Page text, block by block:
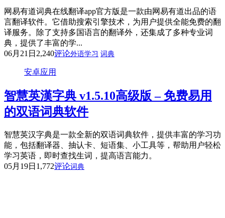
网易有道词典在线翻译app官方版是一款由网易有道出品的语
言翻译软件。它借助搜索引擎技术，为用户提供全能免费的翻
译服务。除了支持多国语言的翻译外，还集成了多种专业词
典，提供了丰富的学...
06月21日 2,240评论外语学习 词典
安卓应用
智慧英漢字典 v1.5.10高级版 – 免费易用
的双语词典软件
智慧英汉字典是一款全新的双语词典软件，提供丰富的学习功
能，包括翻译器、抽认卡、短语集、小工具等，帮助用户轻松
学习英语，即时查找生词，提高语言能力。
05月19日 1,772评论词典